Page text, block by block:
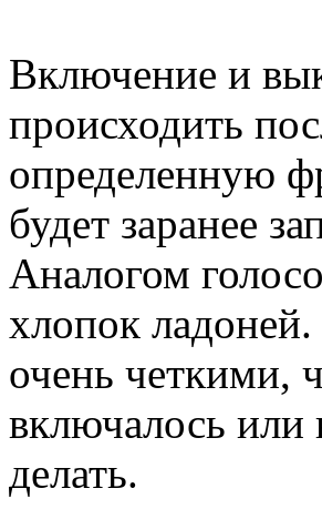
Включение и
происходить
определенную
будет заранее
Аналогом
хлопок
очень четкими,
включалось или
делать.